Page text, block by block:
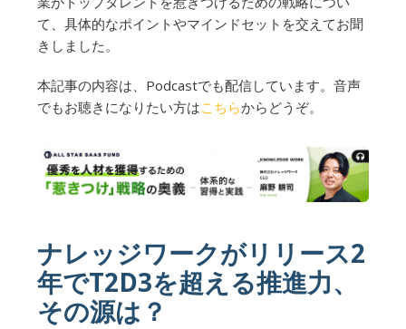
て、具体的なポイントやマインドセットを交えてお聞
きしました。
本記事の内容は、Podcastでも配信しています。音声
でもお聴きになりたい方はこちらからどうぞ。
ナレッジワークがリリース2
年でT2D3を超える推進力、
その源は？